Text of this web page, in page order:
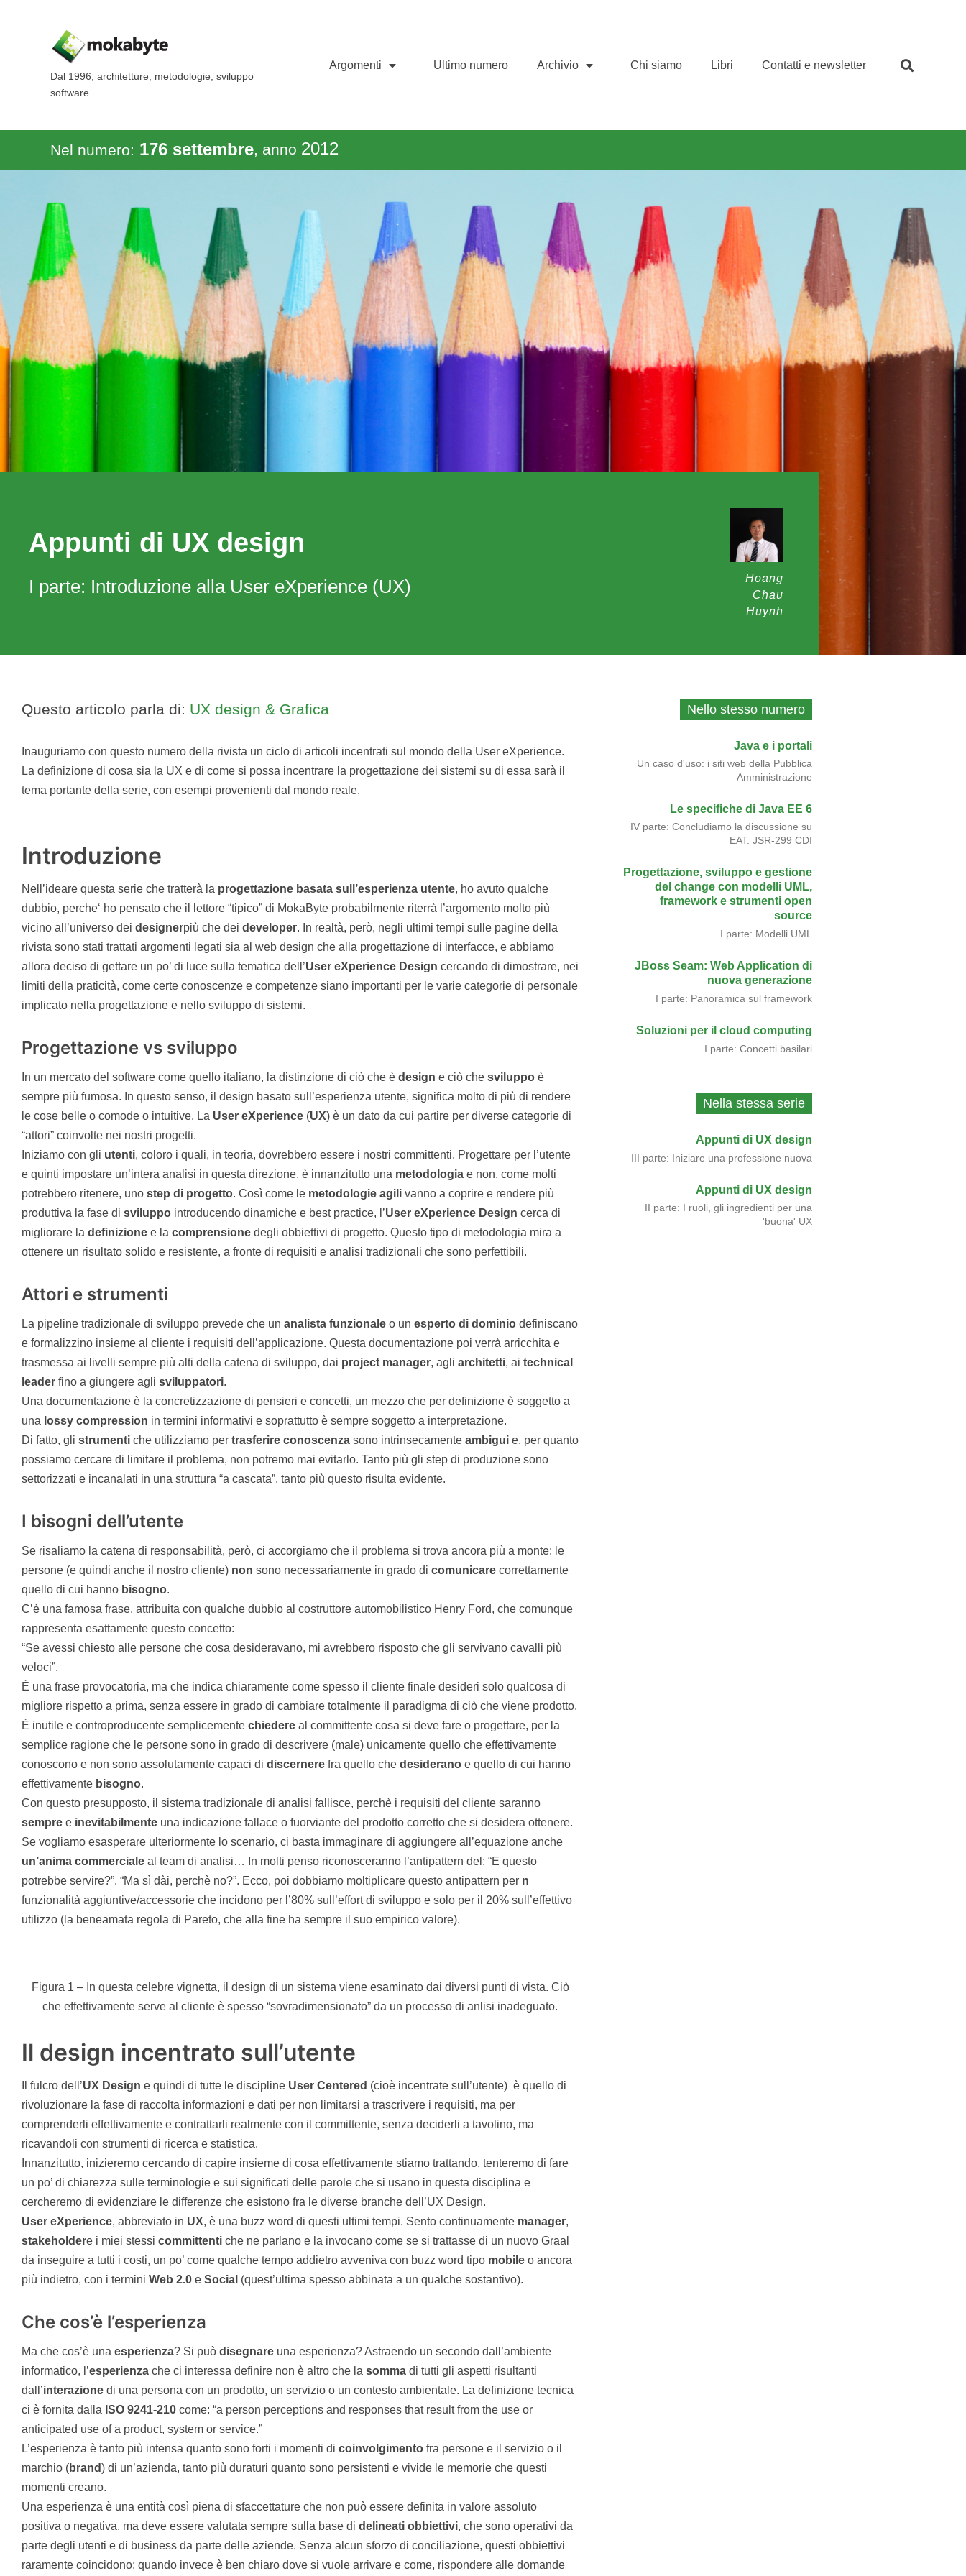
Dal 1996, architetture, metodologie, sviluppo
software
Argomenti Ultimo numero Archivio Chi siamo Libri Contatti e newsletter
Nel numero: 176 settembre, anno 2012
Appunti di UX design
I parte: Introduzione alla User eXperience (UX)
Hoang
Chau
Huynh
Questo articolo parla di: UX design & Grafica
Inauguriamo con questo numero della rivista un ciclo di articoli incentrati sul mondo della User eXperience.
La definizione di cosa sia la UX e di come si possa incentrare la progettazione dei sistemi su di essa sarà il
tema portante della serie, con esempi provenienti dal mondo reale.
Introduzione
Nell’ideare questa serie che tratterà la progettazione basata sull’esperienza utente, ho avuto qualche
dubbio, perche‘ ho pensato che il lettore “tipico” di MokaByte probabilmente riterrà l’argomento molto più
vicino all’universo dei designerpiù che dei developer. In realtà, però, negli ultimi tempi sulle pagine della
rivista sono stati trattati argomenti legati sia al web design che alla progettazione di interfacce, e abbiamo
allora deciso di gettare un po’ di luce sulla tematica dell’User eXperience Design cercando di dimostrare, nei
limiti della praticità, come certe conoscenze e competenze siano importanti per le varie categorie di personale
implicato nella progettazione e nello sviluppo di sistemi.
Progettazione vs sviluppo
In un mercato del software come quello italiano, la distinzione di ciò che è design e ciò che sviluppo è
sempre più fumosa. In questo senso, il design basato sull’esperienza utente, significa molto di più di rendere
le cose belle o comode o intuitive. La User eXperience (UX) è un dato da cui partire per diverse categorie di
“attori” coinvolte nei nostri progetti.
Iniziamo con gli utenti, coloro i quali, in teoria, dovrebbero essere i nostri committenti. Progettare per l’utente
e quinti impostare un’intera analisi in questa direzione, è innanzitutto una metodologia e non, come molti
potrebbero ritenere, uno step di progetto. Così come le metodologie agili vanno a coprire e rendere più
produttiva la fase di sviluppo introducendo dinamiche e best practice, l’User eXperience Design cerca di
migliorare la definizione e la comprensione degli obbiettivi di progetto. Questo tipo di metodologia mira a
ottenere un risultato solido e resistente, a fronte di requisiti e analisi tradizionali che sono perfettibili.
Attori e strumenti
La pipeline tradizionale di sviluppo prevede che un analista funzionale o un esperto di dominio definiscano
e formalizzino insieme al cliente i requisiti dell’applicazione. Questa documentazione poi verrà arricchita e
trasmessa ai livelli sempre più alti della catena di sviluppo, dai project manager, agli architetti, ai technical
leader fino a giungere agli sviluppatori.
Una documentazione è la concretizzazione di pensieri e concetti, un mezzo che per definizione è soggetto a
una lossy compression in termini informativi e soprattutto è sempre soggetto a interpretazione.
Di fatto, gli strumenti che utilizziamo per trasferire conoscenza sono intrinsecamente ambigui e, per quanto
possiamo cercare di limitare il problema, non potremo mai evitarlo. Tanto più gli step di produzione sono
settorizzati e incanalati in una struttura “a cascata”, tanto più questo risulta evidente.
I bisogni dell’utente
Se risaliamo la catena di responsabilità, però, ci accorgiamo che il problema si trova ancora più a monte: le
persone (e quindi anche il nostro cliente) non sono necessariamente in grado di comunicare correttamente
quello di cui hanno bisogno.
C’è una famosa frase, attribuita con qualche dubbio al costruttore automobilistico Henry Ford, che comunque
rappresenta esattamente questo concetto:
“Se avessi chiesto alle persone che cosa desideravano, mi avrebbero risposto che gli servivano cavalli più
veloci”.
È una frase provocatoria, ma che indica chiaramente come spesso il cliente finale desideri solo qualcosa di
migliore rispetto a prima, senza essere in grado di cambiare totalmente il paradigma di ciò che viene prodotto.
È inutile e controproducente semplicemente chiedere al committente cosa si deve fare o progettare, per la
semplice ragione che le persone sono in grado di descrivere (male) unicamente quello che effettivamente
conoscono e non sono assolutamente capaci di discernere fra quello che desiderano e quello di cui hanno
effettivamente bisogno.
Con questo presupposto, il sistema tradizionale di analisi fallisce, perchè i requisiti del cliente saranno
sempre e inevitabilmente una indicazione fallace o fuorviante del prodotto corretto che si desidera ottenere.
Se vogliamo esasperare ulteriormente lo scenario, ci basta immaginare di aggiungere all’equazione anche
un’anima commerciale al team di analisi… In molti penso riconosceranno l’antipattern del: “E questo
potrebbe servire?”. “Ma sì dài, perchè no?”. Ecco, poi dobbiamo moltiplicare questo antipattern per n
funzionalità aggiuntive/accessorie che incidono per l’80% sull’effort di sviluppo e solo per il 20% sull’effettivo
utilizzo (la beneamata regola di Pareto, che alla fine ha sempre il suo empirico valore).
Figura 1 – In questa celebre vignetta, il design di un sistema viene esaminato dai diversi punti di vista. Ciò
che effettivamente serve al cliente è spesso “sovradimensionato” da un processo di anlisi inadeguato.
Il design incentrato sull’utente
Il fulcro dell’UX Design e quindi di tutte le discipline User Centered (cioè incentrate sull’utente) è quello di
rivoluzionare la fase di raccolta informazioni e dati per non limitarsi a trascrivere i requisiti, ma per
comprenderli effettivamente e contrattarli realmente con il committente, senza deciderli a tavolino, ma
ricavandoli con strumenti di ricerca e statistica.
Innanzitutto, inizieremo cercando di capire insieme di cosa effettivamente stiamo trattando, tenteremo di fare
un po’ di chiarezza sulle terminologie e sui significati delle parole che si usano in questa disciplina e
cercheremo di evidenziare le differenze che esistono fra le diverse branche dell’UX Design.
User eXperience, abbreviato in UX, è una buzz word di questi ultimi tempi. Sento continuamente manager,
stakeholdere i miei stessi committenti che ne parlano e la invocano come se si trattasse di un nuovo Graal
da inseguire a tutti i costi, un po’ come qualche tempo addietro avveniva con buzz word tipo mobile o ancora
più indietro, con i termini Web 2.0 e Social (quest’ultima spesso abbinata a un qualche sostantivo).
Che cos’è l’esperienza
Ma che cos’è una esperienza? Si può disegnare una esperienza? Astraendo un secondo dall’ambiente
informatico, l’esperienza che ci interessa definire non è altro che la somma di tutti gli aspetti risultanti
dall’interazione di una persona con un prodotto, un servizio o un contesto ambientale. La definizione tecnica
ci è fornita dalla ISO 9241-210 come: “a person perceptions and responses that result from the use or
anticipated use of a product, system or service.”
L’esperienza è tanto più intensa quanto sono forti i momenti di coinvolgimento fra persone e il servizio o il
marchio (brand) di un’azienda, tanto più duraturi quanto sono persistenti e vivide le memorie che questi
momenti creano.
Una esperienza è una entità così piena di sfaccettature che non può essere definita in valore assoluto
positiva o negativa, ma deve essere valutata sempre sulla base di delineati obbiettivi, che sono operativi da
parte degli utenti e di business da parte delle aziende. Senza alcun sforzo di conciliazione, questi obbiettivi
raramente coincidono; quando invece è ben chiaro dove si vuole arrivare e come, rispondere alle domande
Nello stesso numero
Java e i portali
Un caso d'uso: i siti web della Pubblica
Amministrazione
Le specifiche di Java EE 6
IV parte: Concludiamo la discussione su
EAT: JSR-299 CDI
Progettazione, sviluppo e gestione
del change con modelli UML,
framework e strumenti open
source
I parte: Modelli UML
JBoss Seam: Web Application di
nuova generazione
I parte: Panoramica sul framework
Soluzioni per il cloud computing
I parte: Concetti basilari
Nella stessa serie
Appunti di UX design
III parte: Iniziare una professione nuova
Appunti di UX design
II parte: I ruoli, gli ingredienti per una
'buona' UX